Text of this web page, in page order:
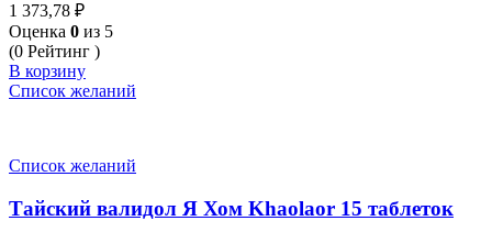
1 373,78 ₽
Оценка 0 из 5
(0 Рейтинг )
В корзину
Список желаний
Список желаний
Тайский валидол Я Хом Khaolaor 15 таблеток